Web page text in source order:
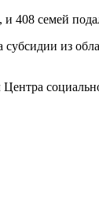
408 семей
из